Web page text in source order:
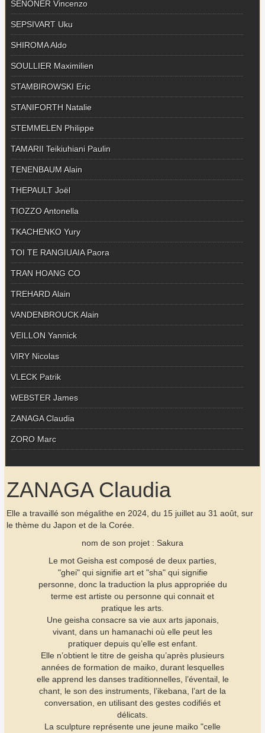
SENONER Vincenzo
SEPSIVART Uku
SHIROMA Aldo
SOULLIER Maximilien
STAMBIROWSKI Eric
STANIFORTH Natalie
STEMMELEN Philippe
TAMARII Teikiuhiani Paulin
TENENBAUM Alain
THEPAULT Joël
TIOZZO Antonella
TKACHENKO Yury
TOI TE RANGIUAIA Paora
TRAN HOANG CO
TREHARD Alain
VANDENBROUCK Alain
VEILLON Yannick
VIRY Nicolas
VLECK Patrik
WEBSTER James
ZANAGA Claudia
ZORO Marc
ZANAGA Claudia
Elle a travaillé son mégalithe en 2024, du 15 juillet au 31 août, sur
le thème du Japon et de la Corée.
nom de son projet : Sakura
Le mot Geisha est composé de deux parties,
"ghei" qui signifie art et "sha" qui signifie
personne, donc la traduction la plus appropriée du
terme est artiste ou personne qui connait et
pratique les arts.
Une geisha consacre sa vie aux arts japonais,
vivant, dans un hamanachi où elle peut les
pratiquer depuis qu’elle est enfant.
Elle n’obtient le titre de geisha qu’après plusieurs
années de formation de maiko, durant lesquelles
elle apprend les danses traditionnelles, l’éventail, le
chant, le son des instruments, l’ikebana, l’art de la
conversation, en utilisant des gestes codifiés et
délicats.
La sculpture représente une jeune maiko "celle